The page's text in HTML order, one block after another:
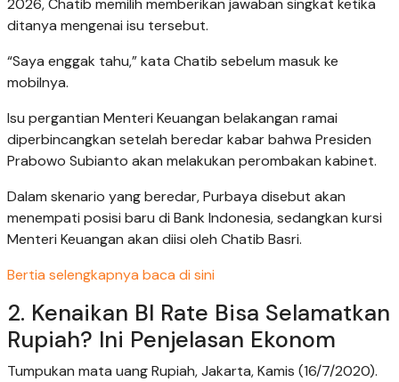
2026, Chatib memilih memberikan jawaban singkat ketika
ditanya mengenai isu tersebut.
“Saya enggak tahu,” kata Chatib sebelum masuk ke
mobilnya.
Isu pergantian Menteri Keuangan belakangan ramai
diperbincangkan setelah beredar kabar bahwa Presiden
Prabowo Subianto akan melakukan perombakan kabinet.
Dalam skenario yang beredar, Purbaya disebut akan
menempati posisi baru di Bank Indonesia, sedangkan kursi
Menteri Keuangan akan diisi oleh Chatib Basri.
Bertia selengkapnya baca di sini
2. Kenaikan BI Rate Bisa Selamatkan
Rupiah? Ini Penjelasan Ekonom
Tumpukan mata uang Rupiah, Jakarta, Kamis (16/7/2020).